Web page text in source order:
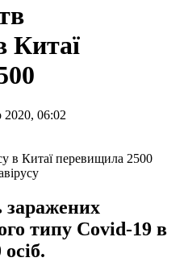
Китаї
06:02
заражених
типу Covid-19 в